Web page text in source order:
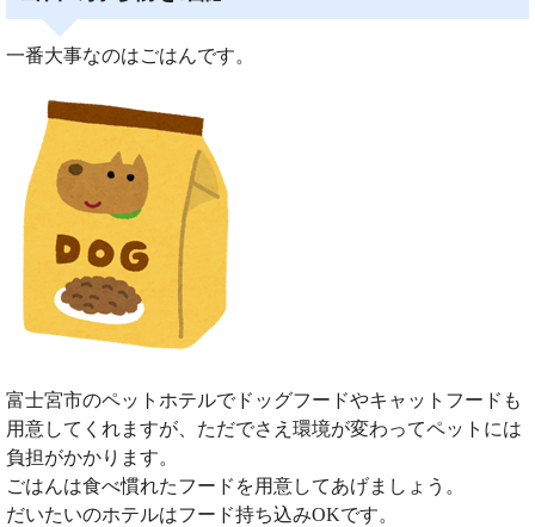
一番大事なのはごはんです。
富士宮市のペットホテルでドッグフードやキャットフードも
用意してくれますが、ただでさえ環境が変わってペットには
負担がかかります。
ごはんは食べ慣れたフードを用意してあげましょう。
だいたいのホテルはフード持ち込みOKです。